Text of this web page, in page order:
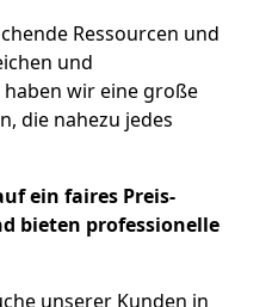
Ressourcen und
und
haben wir eine große
die nahezu jedes
ein faires Preis-
bieten professionelle
unserer Kunden in